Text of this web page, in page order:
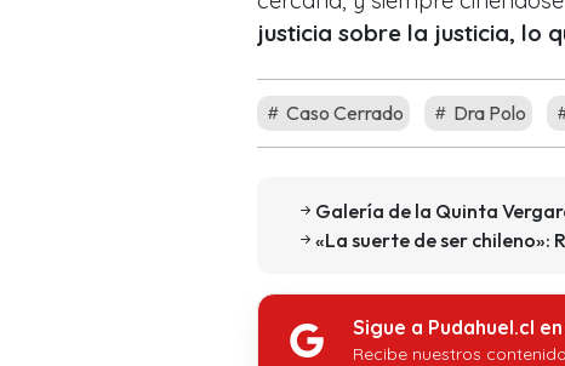
justicia sobre la justicia, lo
Caso Cerrado Dra Polo
Galería de la Quinta
«La suerte de ser chileno»:
Sigue a Pudahuel.cl
Recibe nuestros